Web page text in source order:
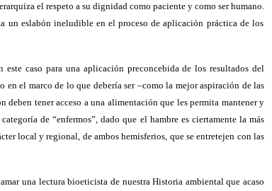
el respeto a su dignidad como paciente y como ser humano.
un eslabón ineludible en el proceso de aplicación práctica de los
este caso para una aplicación preconcebida de los resultados del
el marco de lo que debería ser –como la mejor aspiración de las
tener acceso a una alimentación que les permita mantener y
de “enfermos”, dado que el hambre es ciertamente la más
local y regional, de ambos hemisferios, que se entretejen con las
una lectura bioeticista de nuestra Historia ambiental que acaso